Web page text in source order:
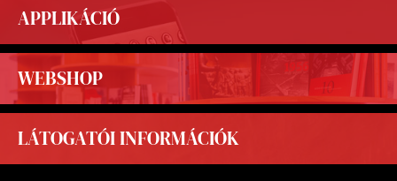
APPLIKÁCIÓ
WEBSHOP
LÁTOGATÓI INFORMÁCIÓK